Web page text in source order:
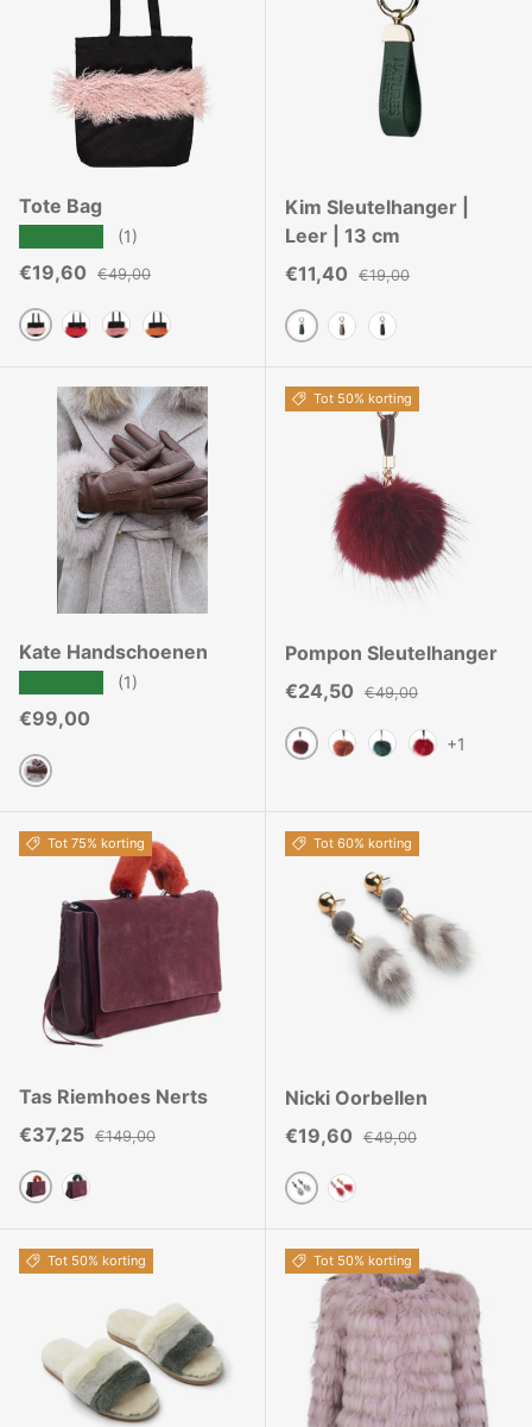
Tote Bag
(1)
Verkoopprijs
€19,60 Reguliere prijs
€49,00
Snoep Roze
Fiesta Rood
Oudroze
Roest
Kim Sleutelhanger |
Leer | 13 cm
Verkoopprijs
€11,40 Reguliere prijs
€19,00
Antiek Groen
BeigeZwart
Kate Handschoenen
(1)
Reguliere prijs
€99,00
Cognac
Tot 50% korting
Pompon Sleutelhanger
Verkoopprijs
€24,50 Reguliere prijs
€49,00
BurgundyDonker Roest
GroenRouge
+1
Tot 75% korting
Tas Riemhoes Nerts
Verkoopprijs
€37,25 Reguliere prijs
€149,00
Herfst Marmer
Khaki
Tot 60% korting
Nicki Oorbellen
Verkoopprijs
€19,60 Reguliere prijs
€49,00
Grijs/Wit
Roze
Tot 50% korting Tot 50% korting